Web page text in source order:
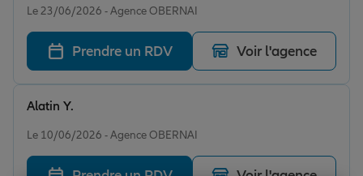
Le 23/06/2026 - Agence OBERNAI
Prendre un RDV Voir l'agence
Le 10/06/2026 - Agence OBERNAI
Alatin Y.